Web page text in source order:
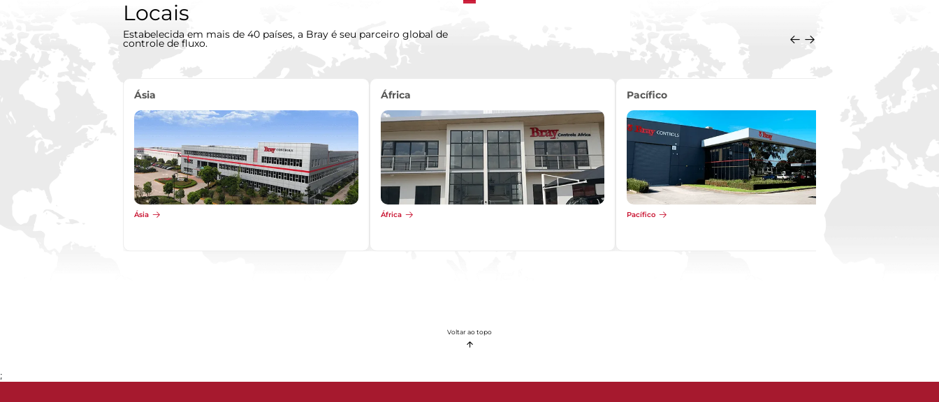
Locais
Estabelecida em mais de 40 países, a Bray é seu parceiro global de
controle de fluxo.
Ásia
Ásia
África
África
Pacífico
Pacífico
Voltar ao topo
;